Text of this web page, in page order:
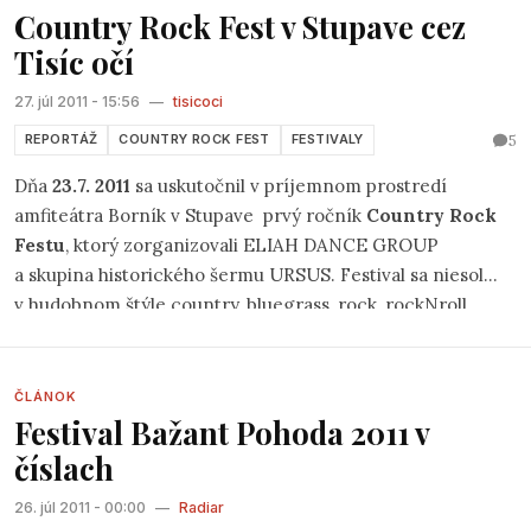
Country Rock Fest v Stupave cez
Tisíc očí
27. júl 2011 - 15:56 — tisicoci
REPORTÁŽ COUNTRY ROCK FEST FESTIVALY 5
Dňa 23.7. 2011 sa uskutočnil v príjemnom prostredí
amfiteátra Borník v Stupave prvý ročník Country Rock
Festu, ktorý zorganizovali ELIAH DANCE GROUP
a skupina historického šermu URSUS. Festival sa niesol
v hudobnom štýle country, bluegrass, rock, rockNroll.
dozvedela z plagátov pred Stupavským obchodíkom.
Plagát dával na známosť, že sa predstavia Ivan Terry
Zeman & Harvestri, zábavná country skupina OuKeY,
ARIZONA, we want jam, ELIAH country tanečnice, NEW
FAIRWAY, paronymia, KANKÁN, yellow cablo band, ohňová
ČLÁNOK
Festival Bažant Pohoda 2011 v
číslach
26. júl 2011 - 00:00 — Radiar